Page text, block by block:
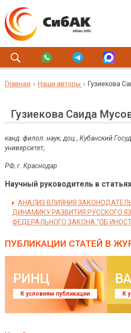
Главная Наши авторы Гузиекова
Гузиекова Саида
канд. филол. наук, доц., Кубанский
университет,
РФ, г. Краснодар
Научный руководитель в
АНАЛИЗ ВЛИЯНИЯ
ДИНАМИКУ РАЗВИТИЯ РУССКОГО
ФЕДЕРАЛЬНОГО ЗАКОНА "ОБ
ПУБЛИКАЦИИ СТАТЕЙ В
РИНЦ
К условиям публикации К